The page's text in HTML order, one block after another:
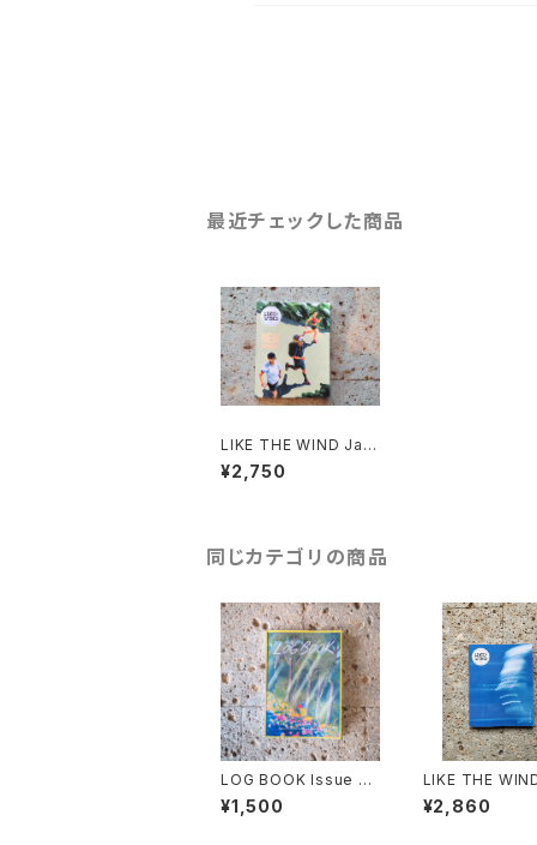
最近チェックした商品
LIKE THE WIND Jap
an #01
¥2,750
同じカテゴリの商品
LOG BOOK Issue n
o.10
¥1,500
LIKE THE
an#4
¥2,860